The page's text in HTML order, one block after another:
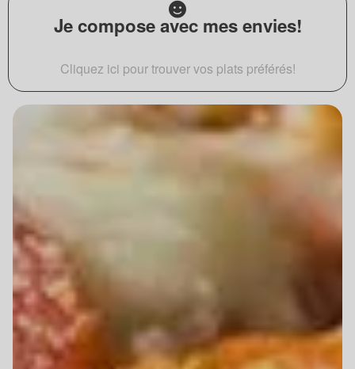
Je compose avec mes envies!
Cliquez ici pour trouver vos plats préférés!